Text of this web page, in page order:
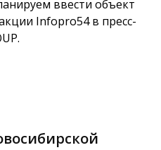
ввести объект
Infopro54 в пресс-